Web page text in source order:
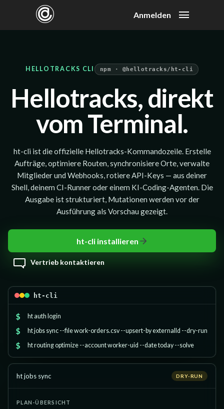
Anmelden
HELLOTRACKS CLI npm · @hellotracks/ht-cli
Hellotracks, direkt
vom Terminal.
ht-cli ist die offizielle Hellotracks-Kommandozeile. Erstelle
Aufträge, optimiere Routen, synchronisiere Orte, verwalte
Mitglieder und Webhooks, rotiere API-Keys — aus deiner
Shell, deinem CI-Runner oder einem KI-Coding-Agenten. Die
Ausgabe ist strukturiert, Mutationen werden vor der
Ausführung als Vorschau gezeigt.
ht-cli installieren
Vertrieb kontaktieren
ht-cli
$ ht auth login
$ ht jobs sync --file work-orders.csv --upsert-by externalId --dry-run
$ ht routing optimize --account worker-uid --date today --solve
ht jobs sync DRY-RUN
PLAN-ÜBERSICHT